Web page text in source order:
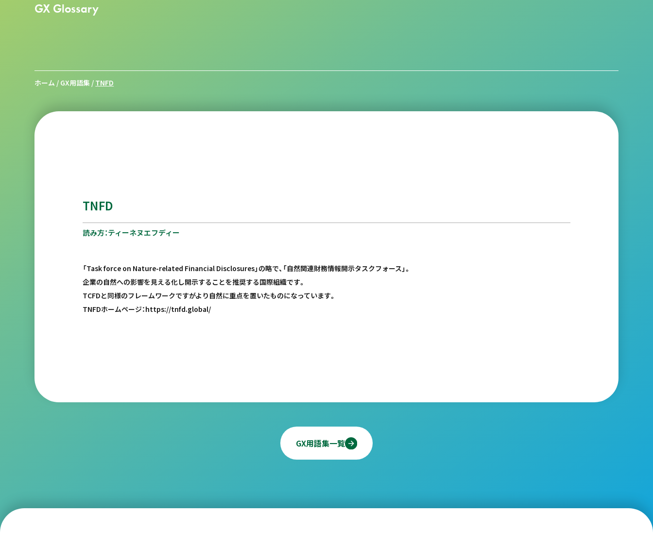
GX Glossary
ホーム / GX用語集 / TNFD
TNFD
読み方：ティーネヌエフディー
「Task force on Nature-related Financial Disclosures」の略で、「自然関連財務情報開示タスクフォース」。
企業の自然への影響を見える化し開示することを推奨する国際組織です。
TCFDと同様のフレームワークですがより自然に重点を置いたものになっています。
TNFDホームページ：https://tnfd.global/
GX用語集一覧